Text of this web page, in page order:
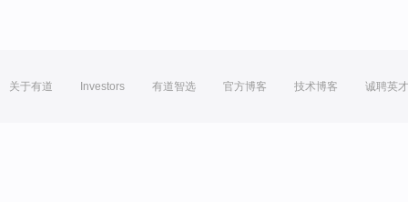
关于有道 Investors 有道智选 官方博客 技术博客 诚聘英才